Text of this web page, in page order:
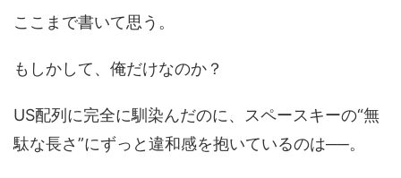
ここまで書いて思う。
もしかして、俺だけなのか？
US配列に完全に馴染んだのに、スペースキーの“無
駄な長さ”にずっと違和感を抱いているのは──。